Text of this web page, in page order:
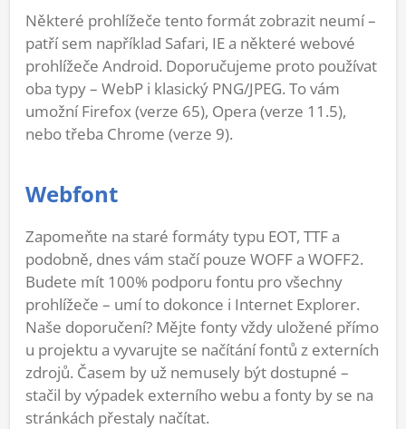
Některé prohlížeče tento formát zobrazit neumí –
patří sem například Safari, IE a některé webové
prohlížeče Android. Doporučujeme proto používat
oba typy – WebP i klasický PNG/JPEG. To vám
umožní Firefox (verze 65), Opera (verze 11.5),
nebo třeba Chrome (verze 9).
Webfont
Zapomeňte na staré formáty typu EOT, TTF a
podobně, dnes vám stačí pouze WOFF a WOFF2.
Budete mít 100% podporu fontu pro všechny
prohlížeče – umí to dokonce i Internet Explorer.
Naše doporučení? Mějte fonty vždy uložené přímo
u projektu a vyvarujte se načítání fontů z externích
zdrojů. Časem by už nemusely být dostupné –
stačil by výpadek externího webu a fonty by se na
stránkách přestaly načítat.